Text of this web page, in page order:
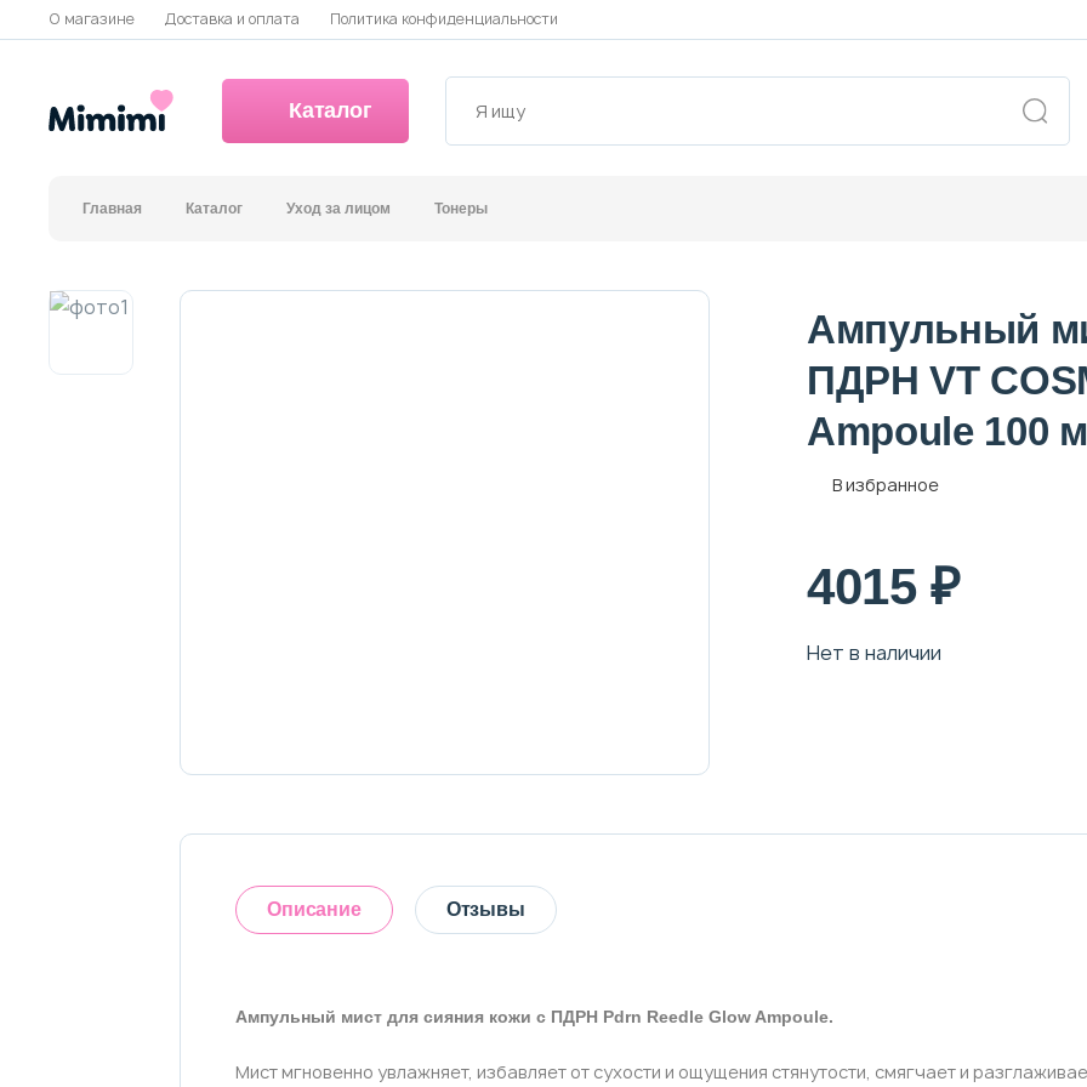
О магазине Доставка и оплата Политика конфиденциальности
Каталог
Главная Каталог Уход за лицом Тонеры
Ампульный
ПДРН VT
Ampoule 100
В избранное
4015 ₽
Нет в наличии
Описание Отзывы
Ампульный мист для сияния кожи с ПДРН Pdrn Reedle Glow Ampoule.
Мист мгновенно увлажняет, избавляет от сухости и ощущения стянутости, смягчает и
Оставить отзыв